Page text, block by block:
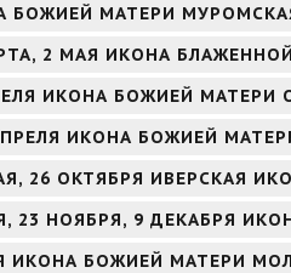
БОЖИЕЙ МАТЕРИ
2 МАЯ ИКОНА
ИКОНА БОЖИЕЙ МАТЕРИ
ИКОНА БОЖИЕЙ
26 ОКТЯБРЯ ИВЕРСКАЯ
23 НОЯБРЯ, 9 ДЕКАБРЯ
ИКОНА БОЖИЕЙ МАТЕРИ